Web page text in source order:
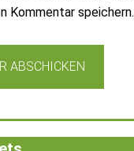
Kommentar speichern.